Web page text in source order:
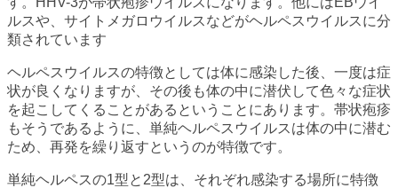
ルスや、サイトメガロウイルスなどがヘルペスウイルスに分
類されています
ヘルペスウイルスの特徴としては体に感染した後、一度は症
状が良くなりますが、その後も体の中に潜伏して色々な症状
を起こしてくることがあるということにあります。帯状疱疹
もそうであるように、単純ヘルペスウイルスは体の中に潜む
ため、再発を繰り返すというのが特徴です。
単純ヘルペスの1型と2型は、それぞれ感染する場所に特徴